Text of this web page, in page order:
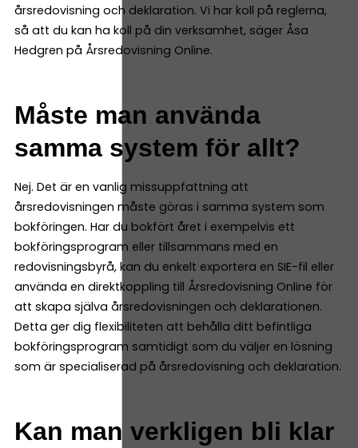
årsredovisning och deklaration. Vi har koll på reglerna,
så att du kan ha koll på din verksamhet, säger Åsa
Hedgren på Årsredovisning Online.
Måste man använda
samma system för allt?
Nej. Det är en vanlig missuppfattning att
årsredovisningen måste göras i samma system som
bokföringen. Har du bokfört året i exempelvis ett
bokföringsprogram eller tillsammans med en
redovisningsbyrå, kan du enkelt exportera en SIE-fil eller
använda en direktkoppling till Årsredovisning Online för
att skapa själva årsredovisningen och deklarationen.
Detta ger dig flexibiliteten att behålla ditt befintliga
bokföringsprogram samtidigt som du väljer en lösning
som är specialiserad på årsredovisning och deklaration.
Kan man verkligen bli klar